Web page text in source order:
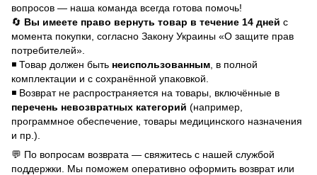
вопросов — наша команда всегда готова помочь!
🔄 Вы имеете право вернуть товар в течение 14 дней с
момента покупки, согласно Закону Украины «О защите прав
потребителей».
◾ Товар должен быть неиспользованным , в полной
комплектации и с сохранённой упаковкой.
◾ Возврат не распространяется на товары, включённые в
перечень невозвратных категорий (например,
программное обеспечение, товары медицинского назначения
и пр.).
💬 По вопросам возврата — свяжитесь с нашей службой
поддержки. Мы поможем оперативно оформить возврат или